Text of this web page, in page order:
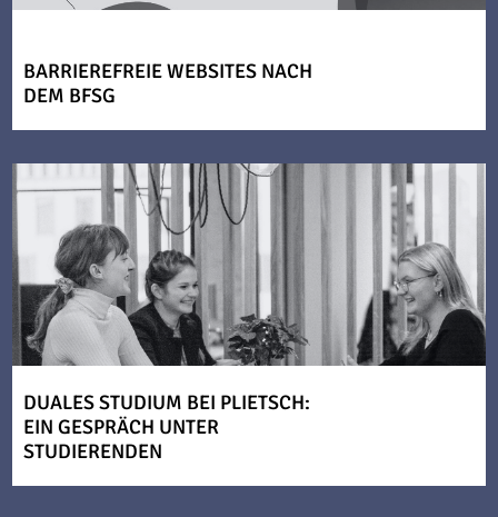
BARRIEREFREIE WEBSITES NACH
DEM BFSG
DUALES STUDIUM BEI PLIETSCH:
EIN GESPRÄCH UNTER
STUDIERENDEN